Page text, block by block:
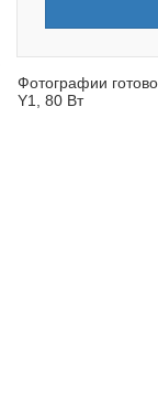
Фотографии
Y1, 80 Вт